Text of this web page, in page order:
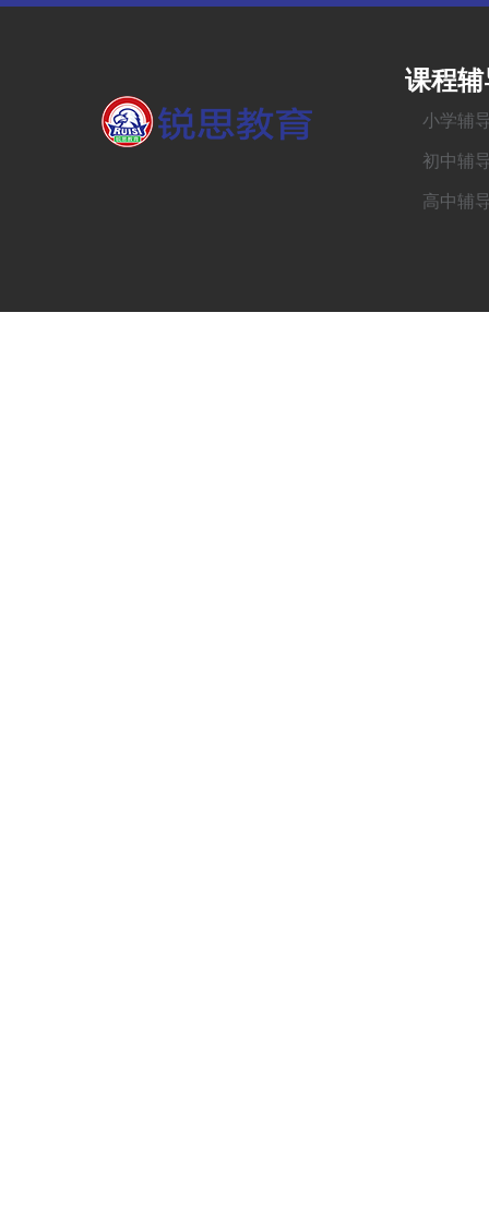
课程辅
小学辅
初中辅
高中辅